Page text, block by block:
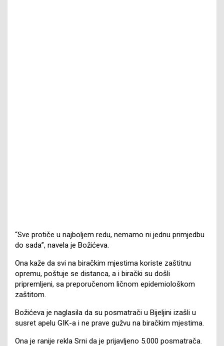
“Sve protiče u najboljem redu, nemamo ni jednu primjedbu
do sada”, navela je Božićeva.
Ona kaže da svi na biračkim mjestima koriste zaštitnu
opremu, poštuje se distanca, a i birački su došli
pripremljeni, sa preporučenom ličnom epidemiološkom
zaštitom.
Božićeva je naglasila da su posmatrači u Bijeljini izašli u
susret apelu GIK-a i ne prave gužvu na biračkim mjestima.
Ona je ranije rekla Srni da je prijavljeno 5.000 posmatrača.